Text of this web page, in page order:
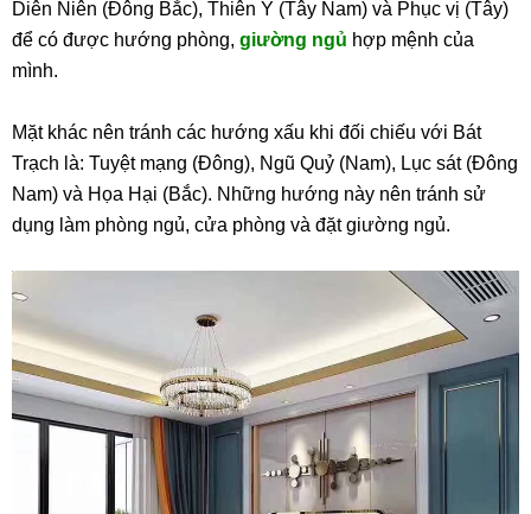
Diên Niên (Đông Bắc), Thiên Y (Tây Nam) và Phục vị (Tây)
để có được hướng phòng, giường ngủ hợp mệnh của
mình.
Mặt khác nên tránh các hướng xấu khi đối chiếu với Bát
Trạch là: Tuyệt mạng (Đông), Ngũ Quỷ (Nam), Lục sát (Đông
Nam) và Họa Hại (Bắc). Những hướng này nên tránh sử
dụng làm phòng ngủ, cửa phòng và đặt giường ngủ.